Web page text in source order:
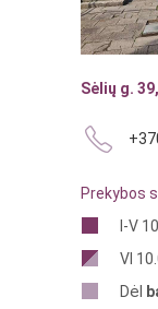
Sėlių g.
Prekybos
I-V
VI
Dėl